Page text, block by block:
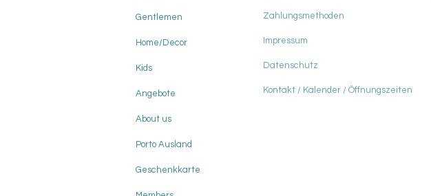
Gentlemen
Home/Decor
Kids
Angebote
About us
Porto Ausland
Geschenkkarte
Zahlungsmethoden
Impressum
Datenschutz
Kontakt / Kalender / Öffnungszeiten